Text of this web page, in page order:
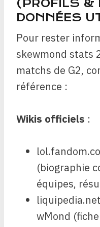
(PROFILS &
DONNÉES
Pour rester
skewmond stats
matchs de G2,
référence :
Wikis officiels :
(biographie
équipes,
wMond